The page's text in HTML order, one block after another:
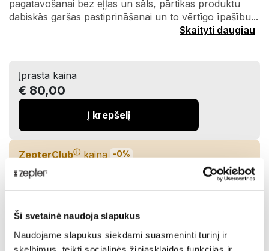
Ši svetainė naudoja slapukus
Naudojame slapukus siekdami suasmeninti turinį ir
pagatavošanai bez eļļas un sāls, pārtikas produktu
dabiskās garšas pastiprināšanai un to vērtīgo īpašību...
Skaityti daugiau
Įprasta kaina
€ 80,00
Į krepšelį
ZepterClubⓘkaina -0%
€ 80,00
Pristatymas iki 7 dienų